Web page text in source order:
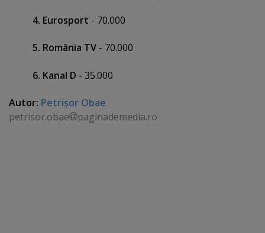
4. Eurosport - 70.000
5. România TV - 70.000
6. Kanal D - 35.000
Autor: Petrişor Obae
petrisor.obae
paginademedia.ro